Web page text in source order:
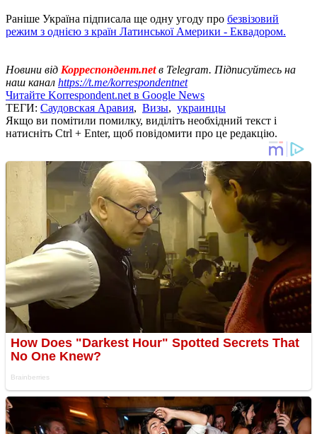
Раніше Україна підписала ще одну угоду про безвізовий
режим з однією з країн Латинської Америки - Еквадором.
Новини від Корреспондент.netв Telegram. Підписуйтесь на
наш канал https://t.me/korrespondentnet
Читайте Korrespondent.net в Google News
ТЕГИ: Саудовская Аравия, Визы, украинцы
Якщо ви помітили помилку, виділіть необхідний текст і
натисніть Ctrl + Enter, щоб повідомити про це редакцію.